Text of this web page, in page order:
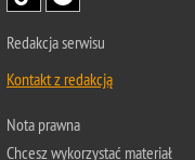
Redakcja serwisu
Kontakt z redakcją
Nota prawna
Chcesz wykorzystać materiał